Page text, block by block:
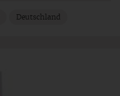
Deutschland